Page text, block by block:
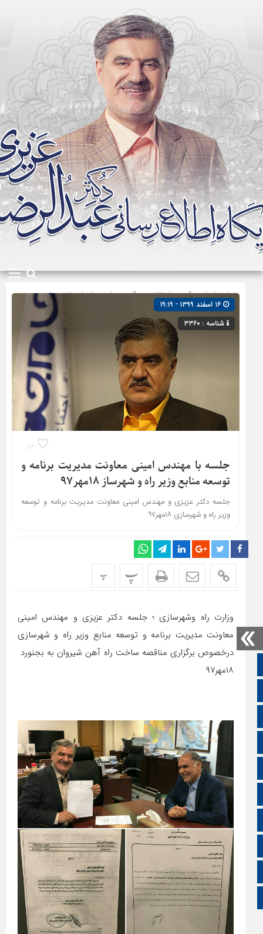
صفحه نخست
اینستاگرام
اطلاعات سایت
زبان انگلیسی
صفحه اصلی» گروه »استانی»پیگیری ها»دیدارها و بازدیدها»
شیروان »مجلس شورای اسلامی
شناسه : ۳۳۶۰
۸۳
جلسه با مهندس امینی معاونت مدیریت برنامه و
توسعه منابع وزیر راه و شهرساز ۱۸مهر۹۷
جلسه دکتر عزیزی و مهندس امینی معاونت مدیریت برنامه و توسعه
وزیر راه و شهرسازی ۱۸مهر۹۷
پ پ
وزارت راه وشهرسازی ؛ جلسه دکتر عزیزی و مهندس امینی
معاونت مدیریت برنامه و توسعه منابع وزیر راه و شهرسازی
درخصوص برگزاری مناقصه ساخت راه آهن شیروان به بجنورد
۱۸مهر۹۷